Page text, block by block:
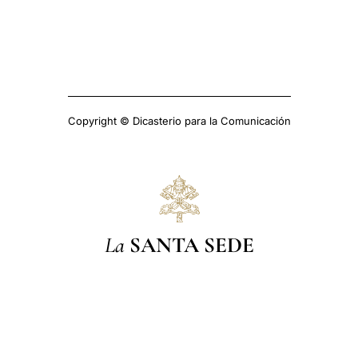
Copyright © Dicasterio para la Comunicación
La SANTA SEDE